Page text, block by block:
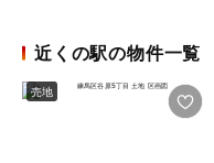
近くの駅の物件一覧
売地